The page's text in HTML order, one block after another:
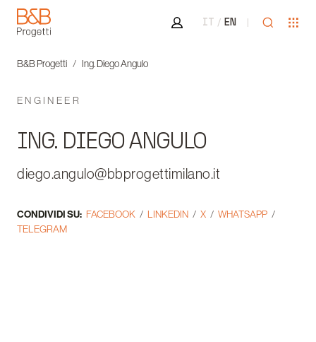
B&B Progetti
Area riservata
IT EN Apri
B&B Progetti Ing. Diego Angulo
ENGINEER
ING. DIEGO ANGULO
diego.angulo@bbprogettimilano.it
CONDIVIDI SU: FACEBOOK LINKEDIN X
WHATSAPP
TELEGRAM